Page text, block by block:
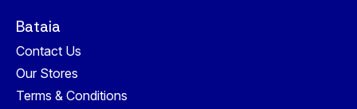
Bataia
Contact Us
Our Stores
Terms & Conditions